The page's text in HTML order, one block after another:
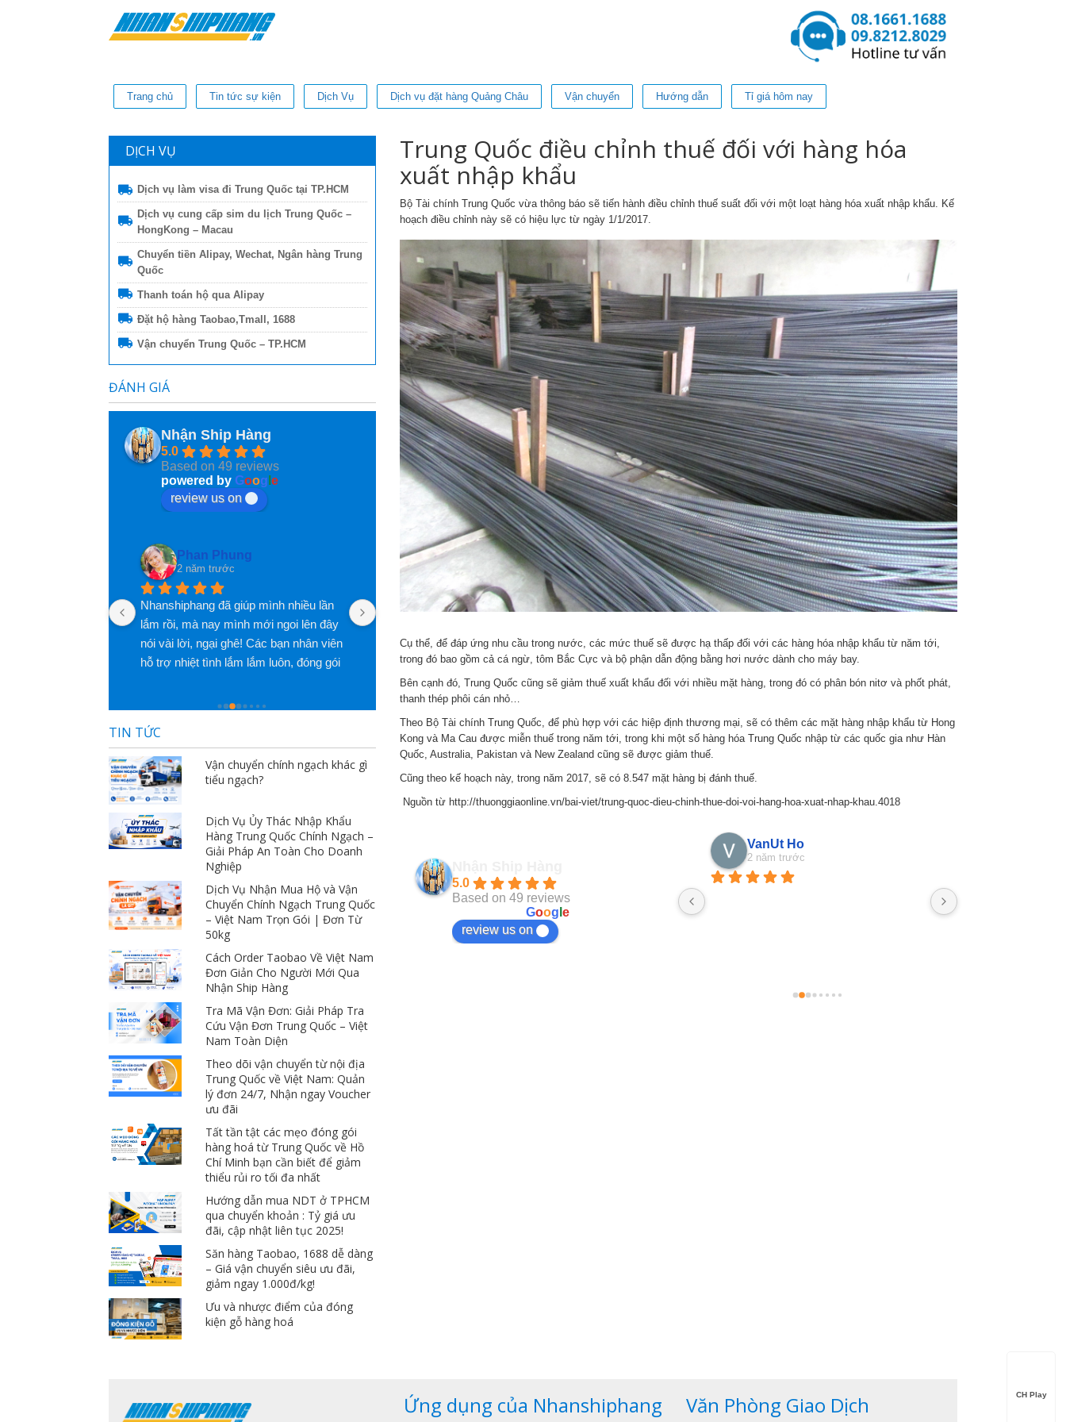
Trang chủ Tin tức sự kiện Dịch Vụ Dịch vụ đặt hàng Quảng Châu Vận chuyển Hướng dẫn Tỉ giá hôm nay
DỊCH VỤ
Dịch vụ làm visa đi Trung Quốc tại TP.HCM
Dịch vụ cung cấp sim du lịch Trung Quốc –
HongKong – Macau
Chuyển tiền Alipay, Wechat, Ngân hàng Trung
Quốc
Thanh toán hộ qua Alipay
Đặt hộ hàng Taobao,Tmall, 1688
Vận chuyển Trung Quốc – TP.HCM
ĐÁNH GIÁ
Nhận Ship Hàng
5.0
Based on 49 reviews
powered by Goog e
review us on
Phan Phung
2 năm trước
Nhanshiphang đã giúp mình nhiều lần
lắm rồi, mà nay mình mới ngoi lên đây
nói vài lời, ngại ghê! Các bạn nhân viên
hỗ trợ nhiệt tình lắm lắm luôn, đóng gói
chung là hài lòng lắm lắm luôn, đánh
Pan Jasmine
2 năm trước
Mình làm việc với Nhận Ship Hàng
phản hồi nhanh. Cái gì mình đặt trên
Taobao cũng order qua đây, kể cả đồ
nội thất. Giao diện app rất dễ thao tác
và theo dõi đơn hàng. Phí dịch vụ cũng
rất hợp lý so với chất lượng dịch vụ họ
mang lại. Có vấn đề xảy ra cũng hỗ trợ
mình rất nhiệt tình
Ngọc Tạ
2 năm trước
Kho làm việc uy tín, nhanh gọn nha mn
Anh Tuan
2 năm trước
Mình sử dụng dịch ở bên đơn vị vận
gian vận chuyển hàng khá ổn định , giá
giao hàng chuyên nghiệp , nhiều khi
đều được nhân viên tiếp nhận nhanh
chóng và hỗ trợ nhiệt tình , không bị từ
TIN TỨC
Vận chuyển chính ngạch khác gì
tiểu ngạch?
Dịch Vụ Ủy Thác Nhập Khẩu
Hàng Trung Quốc Chính Ngạch –
Giải Pháp An Toàn Cho Doanh
Nghiệp
Dịch Vụ Nhận Mua Hộ và Vận
Chuyển Chính Ngạch Trung Quốc
– Việt Nam Trọn Gói | Đơn Từ
50kg
Cách Order Taobao Về Việt Nam
Đơn Giản Cho Người Mới Qua
Nhận Ship Hàng
Tra Mã Vận Đơn: Giải Pháp Tra
Cứu Vận Đơn Trung Quốc – Việt
Nam Toàn Diện
Theo dõi vận chuyển từ nội địa
Trung Quốc về Việt Nam: Quản
lý đơn 24/7, Nhận ngay Voucher
ưu đãi
Tất tần tật các mẹo đóng gói
hàng hoá từ Trung Quốc về Hồ
Chí Minh bạn cần biết để giảm
thiểu rủi ro tối đa nhất
Hướng dẫn mua NDT ở TPHCM
qua chuyển khoản : Tỷ giá ưu
đãi, cập nhật liên tục 2025!
Săn hàng Taobao, 1688 dễ dàng
– Giá vận chuyển siêu ưu đãi,
giảm ngay 1.000đ/kg!
Ưu và nhược điểm của đóng
kiện gỗ hàng hoá
Trung Quốc điều chỉnh thuế đối với hàng hóa
xuất nhập khẩu
Bộ Tài chính Trung Quốc vừa thông báo sẽ tiến hành điều chỉnh thuế suất đối với một loạt hàng hóa xuất nhập khẩu. Kế
hoạch điều chỉnh này sẽ có hiệu lực từ ngày 1/1/2017.
Cụ thể, để đáp ứng nhu cầu trong nước, các mức thuế sẽ được hạ thấp đối với các hàng hóa nhập khẩu từ năm tới,
trong đó bao gồm cả cá ngừ, tôm Bắc Cực và bộ phận dẫn động bằng hơi nước dành cho máy bay.
Bên cạnh đó, Trung Quốc cũng sẽ giảm thuế xuất khẩu đối với nhiều mặt hàng, trong đó có phân bón nitơ và phốt phát,
thanh thép phôi cán nhỏ…
Theo Bộ Tài chính Trung Quốc, để phù hợp với các hiệp định thương mại, sẽ có thêm các mặt hàng nhập khẩu từ Hong
Kong và Ma Cau được miễn thuế trong năm tới, trong khi một số hàng hóa Trung Quốc nhập từ các quốc gia như Hàn
Quốc, Australia, Pakistan và New Zealand cũng sẽ được giảm thuế.
Cũng theo kế hoạch này, trong năm 2017, sẽ có 8.547 mặt hàng bị đánh thuế.
Nguồn từ http://thuonggiaonline.vn/bai-viet/trung-quoc-dieu-chinh-thue-doi-voi-hang-hoa-xuat-nhap-khau.4018
5.0
Based on 49 reviews
Goog e
review us on
Dịch vụ rất tốt và thân thiện
VanUt Ho
2 năm trước
Ứng dụng của Nhanshiphang Văn Phòng Giao Dịch CH Play